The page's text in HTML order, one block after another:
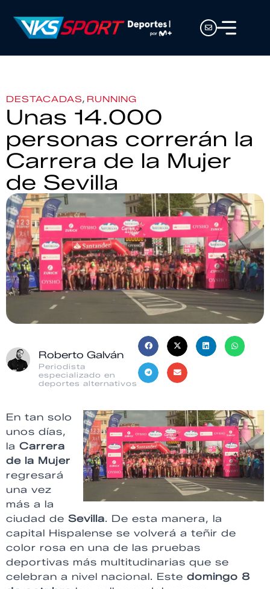
DESTACADAS, RUNNING
Unas 14.000
personas correrán la
Carrera de la Mujer
de Sevilla
Roberto Galván
Periodista
especializado en
deportes alternativos
En tan solo
unos días,
la Carrera
de la Mujer
regresará
una vez
más a la
ciudad de Sevilla. De esta manera, la
capital Hispalense se volverá a teñir de
color rosa en una de las pruebas
deportivas más multitudinarias que se
celebran a nivel nacional. Este domingo 8